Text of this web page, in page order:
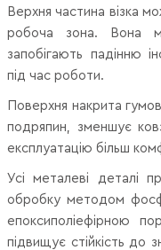
Верхня частина візка
робоча зона. Вона
запобігають падінню
під час роботи.
Поверхня накрита
подряпин, зменшує
експлуатацію більш
Усі металеві деталі
обробку методом
епоксиполіефірною
підвищує стійкість до